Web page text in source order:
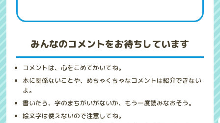
みんなのコメントをお待ちしています
コメントは、心をこめてかいてね。
本に関係ないことや、めちゃくちゃなコメントは紹介できない
よ。
書いたら、字のまちがいがないか、もう一度読みなおそう。
絵文字は使えないので注意してね。